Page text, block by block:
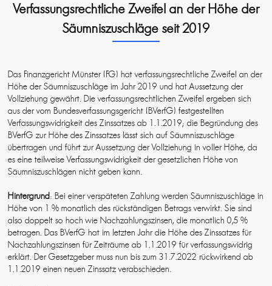
Verfassungsrechtliche Zweifel an der Höhe der
Säumniszuschläge seit 2019
Das Finanzgericht Münster (FG) hat verfassungsrechtliche Zweifel an der
Höhe der Säumniszuschläge im Jahr 2019 und hat Aussetzung der
Vollziehung gewährt. Die verfassungsrechtlichen Zweifel ergeben sich
aus der vom Bundesverfassungsgericht (BVerfG) festgestellten
Verfassungswidrigkeit des Zinssatzes ab 1.1.2019; die Begründung des
BVerfG zur Höhe des Zinssatzes lässt sich auf Säumniszuschläge
übertragen und führt zur Aussetzung der Vollziehung in voller Höhe, da
es eine teilweise Verfassungswidrigkeit der gesetzlichen Höhe von
Säumniszuschlägen nicht geben kann.
Hintergrund: Bei einer verspäteten Zahlung werden Säumniszuschläge in
Höhe von 1 % monatlich des rückständigen Betrags verwirkt. Sie sind
also doppelt so hoch wie Nachzahlungszinsen, die monatlich 0,5 %
betragen. Das BVerfG hat im letzten Jahr die Höhe des Zinssatzes für
Nachzahlungszinsen für Zeiträume ab 1.1.2019 für verfassungswidrig
erklärt. Der Gesetzgeber muss nun bis zum 31.7.2022 rückwirkend ab
1.1.2019 einen neuen Zinssatz verabschieden.